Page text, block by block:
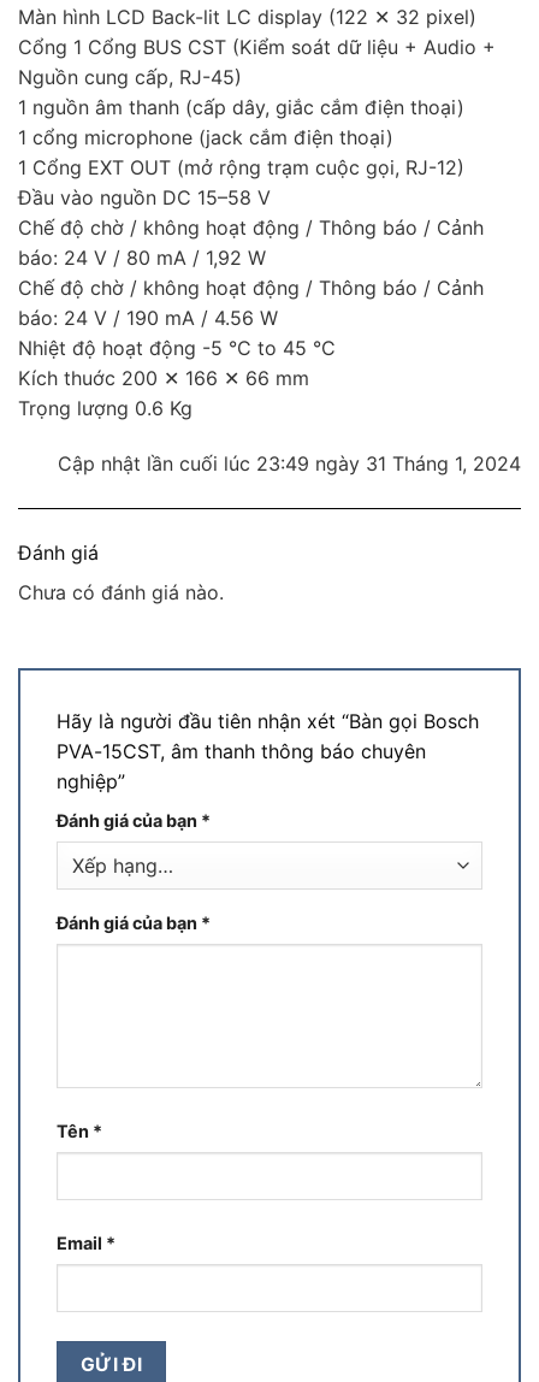
Màn hình LCD Back-lit LC display (122 ✕ 32 pixel)
Cổng 1 Cổng BUS CST (Kiểm soát dữ liệu + Audio +
Nguồn cung cấp, RJ-45)
1 nguồn âm thanh (cấp dây, giắc cắm điện thoại)
1 cổng microphone (jack cắm điện thoại)
1 Cổng EXT OUT (mở rộng trạm cuộc gọi, RJ-12)
Đầu vào nguồn DC 15–58 V
Chế độ chờ / không hoạt động / Thông báo / Cảnh
báo: 24 V / 80 mA / 1,92 W
Chế độ chờ / không hoạt động / Thông báo / Cảnh
báo: 24 V / 190 mA / 4.56 W
Nhiệt độ hoạt động -5 °C to 45 °C
Kích thuớc 200 ✕ 166 ✕ 66 mm
Trọng lượng 0.6 Kg
Cập nhật lần cuối lúc 23:49 ngày 31 Tháng 1, 2024
Đánh giá
Chưa có đánh giá nào.
Hãy là người đầu tiên nhận xét “Bàn gọi Bosch
PVA-15CST, âm thanh thông báo chuyên
nghiệp”
Đánh giá của bạn *
Đánh giá của bạn *
Tên *
Email *